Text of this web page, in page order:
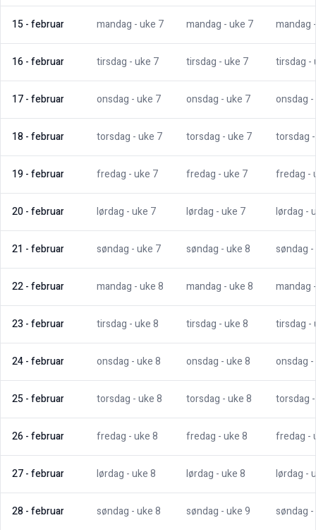
15-februar mandag - uke 7 mandag - uke 7 mandag
16-februar tirsdag - uke 7 tirsdag - uke 7 tirsdag -
17-februar onsdag - uke 7 onsdag - uke 7 onsdag
18-februar torsdag - uke 7 torsdag - uke 7 torsdag
19-februar fredag - uke 7 fredag - uke 7 fredag -
20-februar lørdag - uke 7 lørdag - uke 7 lørdag -
21 -februar søndag - uke 7 søndag - uke8 søndag
22-februar mandag - uke8 mandag - uke8 mandag
23 -februar tirsdag - uke8 tirsdag - uke8 tirsdag -
24-februar onsdag - uke8 onsdag - uke8 onsdag
25-februar torsdag - uke8 torsdag - uke8 torsdag
26-februar fredag - uke8 fredag - uke8 fredag -
27-februar lørdag - uke8 lørdag - uke8 lørdag -
28-februar søndag - uke8 søndag - uke9 søndag